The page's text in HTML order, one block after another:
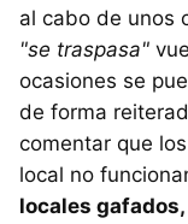
al cabo de unos
"se traspasa"
ocasiones se
de forma
comentar que
local no
locales